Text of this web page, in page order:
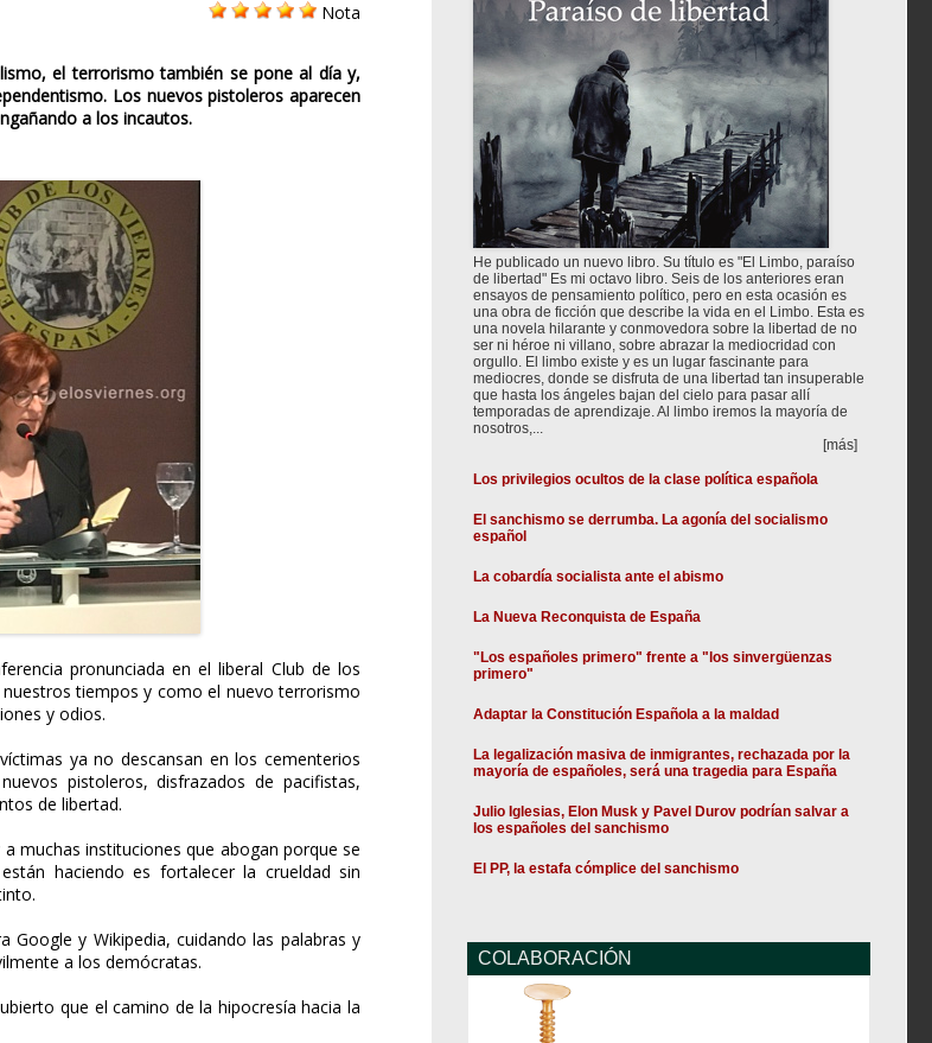
Nota
el terrorismo también se pone al día y,
Los nuevos pistoleros aparecen
a los incautos.
pronunciada en el liberal Club de los
tiempos y como el nuevo terrorismo
y odios.
ya no descansan en los cementerios
pistoleros, disfrazados de pacifistas,
de libertad.
muchas instituciones que abogan porque se
haciendo es fortalecer la crueldad sin
y Wikipedia, cuidando las palabras y
a los demócratas.
que el camino de la hipocresía hacia la
He publicado un nuevo libro. Su título es "El Limbo, paraíso
de libertad" Es mi octavo libro. Seis de los anteriores eran
ensayos de pensamiento político, pero en esta ocasión es
una obra de ficción que describe la vida en el Limbo. Esta es
una novela hilarante y conmovedora sobre la libertad de no
ser ni héroe ni villano, sobre abrazar la mediocridad con
orgullo. El limbo existe y es un lugar fascinante para
mediocres, donde se disfruta de una libertad tan insuperable
que hasta los ángeles bajan del cielo para pasar allí
temporadas de aprendizaje. Al limbo iremos la mayoría de
nosotros,...
[más]
Los privilegios ocultos de la clase política española
El sanchismo se derrumba. La agonía del socialismo
español
La cobardía socialista ante el abismo
La Nueva Reconquista de España
"Los españoles primero" frente a "los sinvergüenzas
primero"
Adaptar la Constitución Española a la maldad
La legalización masiva de inmigrantes, rechazada por la
mayoría de españoles, será una tragedia para España
Julio Iglesias, Elon Musk y Pavel Durov podrían salvar a
los españoles del sanchismo
El PP, la estafa cómplice del sanchismo
COLABORACIÓN